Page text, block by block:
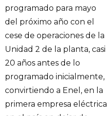
programado para mayo
del próximo año con el
cese de operaciones de la
Unidad 2 de la planta, casi
20 años antes de lo
programado inicialmente,
convirtiendo a Enel, en la
primera empresa eléctrica